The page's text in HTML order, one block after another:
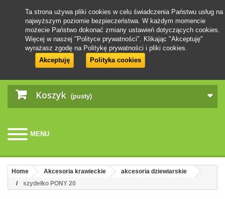
Koszyk (pusty)
MENU
Ta strona używa pliki cookies w celu świadczenia Państwu usług na
najwyższym poziomie bezpieczeństwa. W każdym momencie
możecie Państwo dokonać zmiany ustawień dotyczących cookies.
Więcej w naszej "Polityce prywatności". Klikając "Akceptuję"
wyrażasz zgodę na Politykę prywatności i pliki cookies.
Akceptuję
Polityka cookies
Home Akcesoria krawieckie
akcesoria dziewiarskie
szydełko PONY 20